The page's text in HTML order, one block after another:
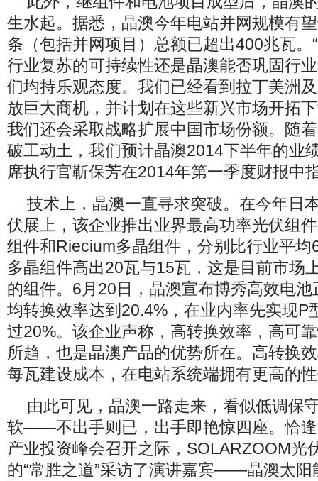
生水起。据悉，晶澳今年电站并网规模有
条（包括并网项目）总额已超出400兆瓦。
行业复苏的可持续性还是晶澳能否巩固行
们均持乐观态度。我们已经看到拉丁美洲
放巨大商机，并计划在这些新兴市场开拓
我们还会采取战略扩展中国市场份额。随
破工动土，我们预计晶澳2014下半年的业
席执行官靳保芳在2014年第一季度财报中
技术上，晶澳一直寻求突破。在今年日
伏展上，该企业推出业界最高功率光伏组
组件和Riecium多晶组件，分别比行业平
多晶组件高出20瓦与15瓦，这是目前市场
的组件。6月20日，晶澳宣布博秀高效电
均转换效率达到20.4%，在业内率先实现P
过20%。该企业声称，高转换效率，高可
所趋，也是晶澳产品的优势所在。高转换
每瓦建设成本，在电站系统端拥有更高的
由此可见，晶澳一路走来，看似低调保
软——不出手则已，出手即艳惊四座。恰
产业投资峰会召开之际，SOLARZOOM光
的“常胜之道”采访了演讲嘉宾——晶澳太阳